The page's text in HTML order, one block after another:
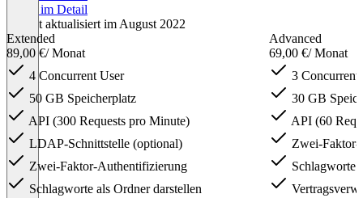
Preise im Detail
Zuletzt aktualisiert im August 2022
Extended
89,00 €/ Monat
4 Concurrent User
50 GB Speicherplatz
API (300 Requests pro Minute)
LDAP-Schnittstelle (optional)
Zwei-Faktor-Authentifizierung
Schlagworte als Ordner darstellen
Advanced
69,00 €/ Monat
3 Concurrent
30 GB
API (60
Zwei-
Schlagworte